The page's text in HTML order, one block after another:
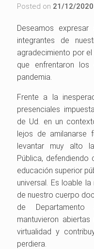
Posted on 21/12/2020
Deseamos
integrantes de
agradecimiento por
que enfrentaron
pandemia.
Frente a la
presenciales
de Ud. en un
lejos de amilanarse
levantar muy alto
Pública,
educación superior
universal. Es loable
de nuestro cuerpo
de
mantuvieron
virtualidad y
perdiera.